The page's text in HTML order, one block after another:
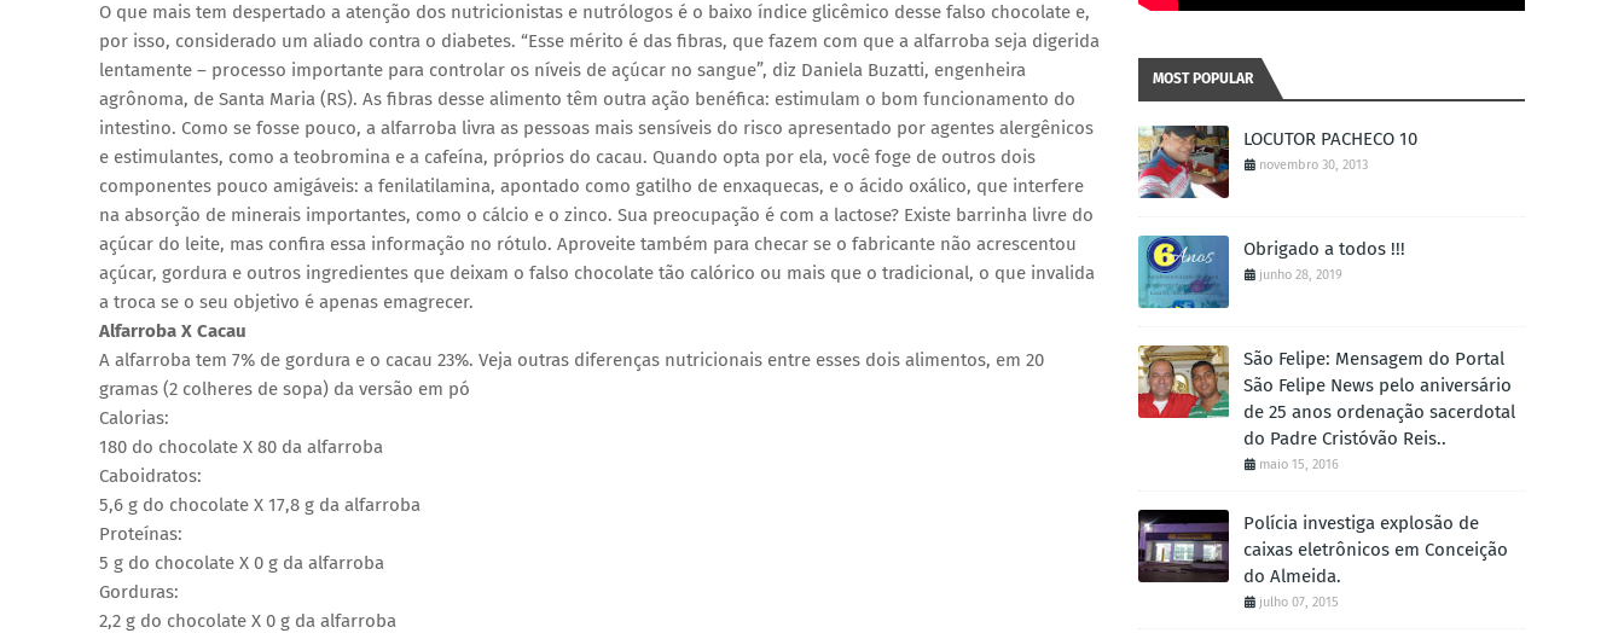
O que mais tem despertado a atenção dos nutricionistas e nutrólogos é o baixo índice glicêmico desse falso chocolate e,
por isso, considerado um aliado contra o diabetes. “Esse mérito é das fibras, que fazem com que a alfarroba seja digerida
lentamente – processo importante para controlar os níveis de açúcar no sangue”, diz Daniela Buzatti, engenheira
agrônoma, de Santa Maria (RS). As fibras desse alimento têm outra ação benéfica: estimulam o bom funcionamento do
intestino. Como se fosse pouco, a alfarroba livra as pessoas mais sensíveis do risco apresentado por agentes alergênicos
e estimulantes, como a teobromina e a cafeína, próprios do cacau. Quando opta por ela, você foge de outros dois
componentes pouco amigáveis: a fenilatilamina, apontado como gatilho de enxaquecas, e o ácido oxálico, que interfere
na absorção de minerais importantes, como o cálcio e o zinco. Sua preocupação é com a lactose? Existe barrinha livre do
açúcar do leite, mas confira essa informação no rótulo. Aproveite também para checar se o fabricante não acrescentou
açúcar, gordura e outros ingredientes que deixam o falso chocolate tão calórico ou mais que o tradicional, o que invalida
a troca se o seu objetivo é apenas emagrecer.
Alfarroba X Cacau
A alfarroba tem 7% de gordura e o cacau 23%. Veja outras diferenças nutricionais entre esses dois alimentos, em 20
gramas (2 colheres de sopa) da versão em pó
Calorias:
180 do chocolate X 80 da alfarroba
Caboidratos:
5,6 g do chocolate X 17,8 g da alfarroba
Proteínas:
5 g do chocolate X 0 g da alfarroba
Gorduras:
2,2 g do chocolate X 0 g da alfarroba
MOST POPULAR
LOCUTOR PACHECO 10
novembro 30, 2013
Obrigado a todos !!!
junho 28, 2019
São Felipe: Mensagem do Portal
São Felipe News pelo aniversário
de 25 anos ordenação sacerdotal
do Padre Cristóvão Reis..
maio 15, 2016
Polícia investiga explosão de
caixas eletrônicos em Conceição
do Almeida.
julho 07, 2015